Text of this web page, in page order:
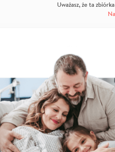
Uważasz, że ta